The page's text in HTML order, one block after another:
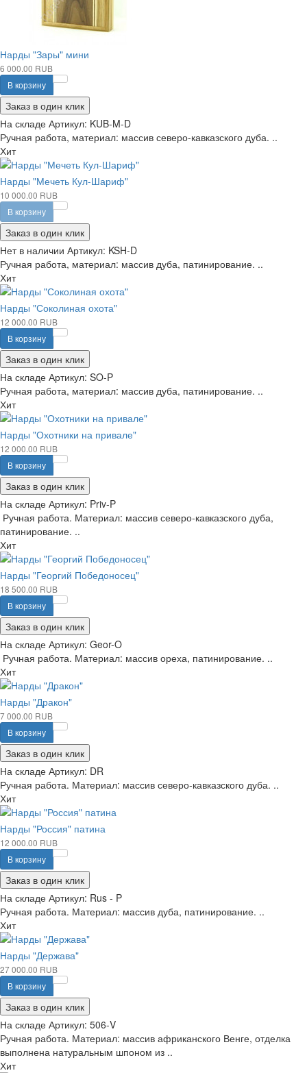
Нарды "Зары" мини
6 000.00 RUB
В корзину
Заказ в один клик
На складе Артикул: KUB-M-D
Ручная работа, материал: массив северо-кавказского дуба. ..
Хит
Нарды "Мечеть Кул-Шариф"
10 000.00 RUB
В корзину
Заказ в один клик
Нет в наличии Артикул: KSH-D
Ручная работа, материал: массив дуба, патинирование. ..
Хит
Нарды "Соколиная охота"
12 000.00 RUB
В корзину
Заказ в один клик
На складе Артикул: SO-P
Ручная работа, материал: массив дуба, патинирование. ..
Хит
Нарды "Охотники на привале"
12 000.00 RUB
В корзину
Заказ в один клик
На складе Артикул: Priv-P
Ручная работа. Материал: массив северо-кавказского дуба,
патинирование. ..
Хит
Нарды "Георгий Победоносец"
18 500.00 RUB
В корзину
Заказ в один клик
На складе Артикул: Geor-O
Ручная работа. Материал: массив ореха, патинирование. ..
Хит
Нарды "Дракон"
7 000.00 RUB
В корзину
Заказ в один клик
На складе Артикул: DR
Ручная работа. Материал: массив северо-кавказского дуба. ..
Хит
Нарды "Россия" патина
12 000.00 RUB
В корзину
Заказ в один клик
На складе Артикул: Rus - P
Ручная работа. Материал: массив дуба, патинирование. ..
Хит
Нарды "Держава"
27 000.00 RUB
В корзину
Заказ в один клик
На складе Артикул: 506-V
Ручная работа. Материал: массив африканского Венге, отделка
выполнена натуральным шпоном из ..
Хит